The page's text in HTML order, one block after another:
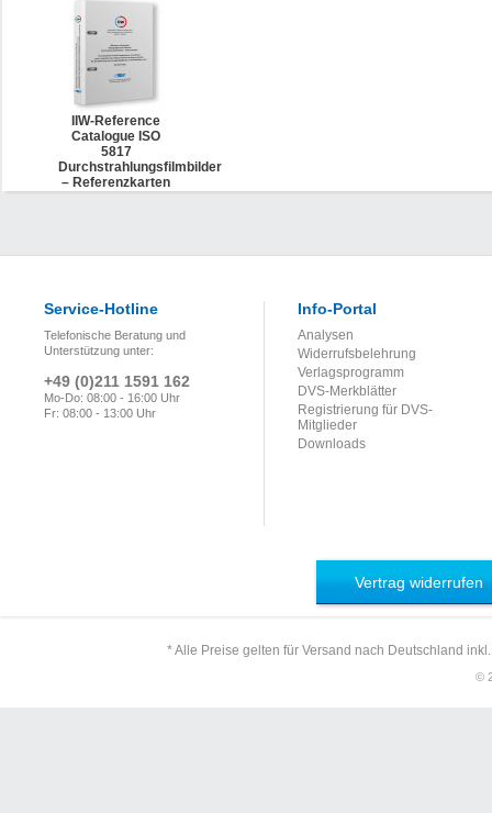
IIW-Reference
Catalogue ISO
5817
Durchstrahlungsfilmbilder
– Referenzkarten
nach ISO 5817
Service-Hotline
Telefonische Beratung und
Unterstützung unter:
+49 (0)211 1591 162
Mo-Do: 08:00 - 16:00 Uhr
Fr: 08:00 - 13:00 Uhr
Info-Portal
Analysen
Widerrufsbelehrung
Verlagsprogramm
DVS-Merkblätter
Registrierung für DVS-
Mitglieder
Downloads
Vertrag widerrufen
* Alle Preise gelten für Versand nach Deutschland
©